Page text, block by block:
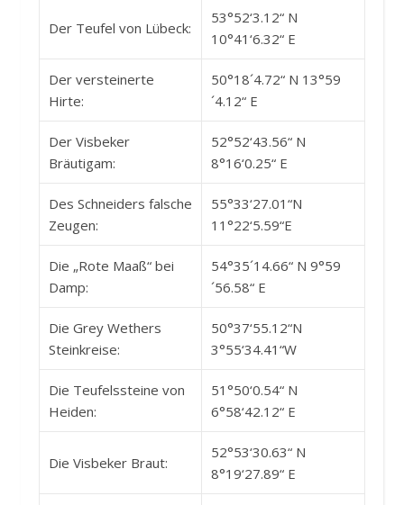
Der Teufel von Lübeck:
53°52‘3.12“ N
10°41‘6.32“ E
Der versteinerte
Hirte:
50°18´4.72“ N 13°59
´4.12“ E
Der Visbeker
Bräutigam:
52°52‘43.56“ N
8°16‘0.25“ E
Des Schneiders falsche
Zeugen:
55°33‘27.01“N
11°22‘5.59“E
Die „Rote Maaß“ bei
Damp:
54°35´14.66“ N 9°59
´56.58“ E
Die Grey Wethers
Steinkreise:
50°37‘55.12“N
3°55‘34.41“W
Die Teufelssteine von
Heiden:
51°50‘0.54“ N
6°58‘42.12“ E
Die Visbeker Braut:
52°53‘30.63“ N
8°19‘27.89“ E